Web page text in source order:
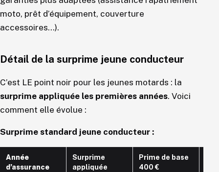
moto, prêt d’équipement, couverture
accessoires…).
Détail de la surprime jeune conducteur
C’est LE point noir pour les jeunes motards : la
surprime appliquée les premières années. Voici
comment elle évolue :
Surprime standard jeune conducteur :
Année
d’assurance
Surprime
appliquée
Prime de base
400 €